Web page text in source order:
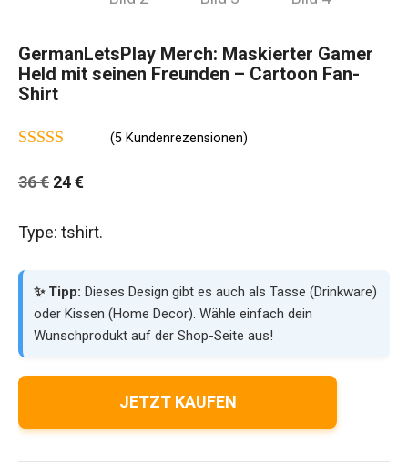
GermanLetsPlay Merch: Maskierter Gamer
Held mit seinen Freunden – Cartoon Fan-
Shirt
(5 Kundenrezensionen)
36€ Ursprünglicher
war:
24€Aktueller
ist:
Type: tshirt.
✨ Tipp: Dieses Design gibt es auch als Tasse (Drinkware)
oder Kissen (Home Decor). Wähle einfach dein
Wunschprodukt auf der Shop-Seite aus!
JETZT KAUFEN